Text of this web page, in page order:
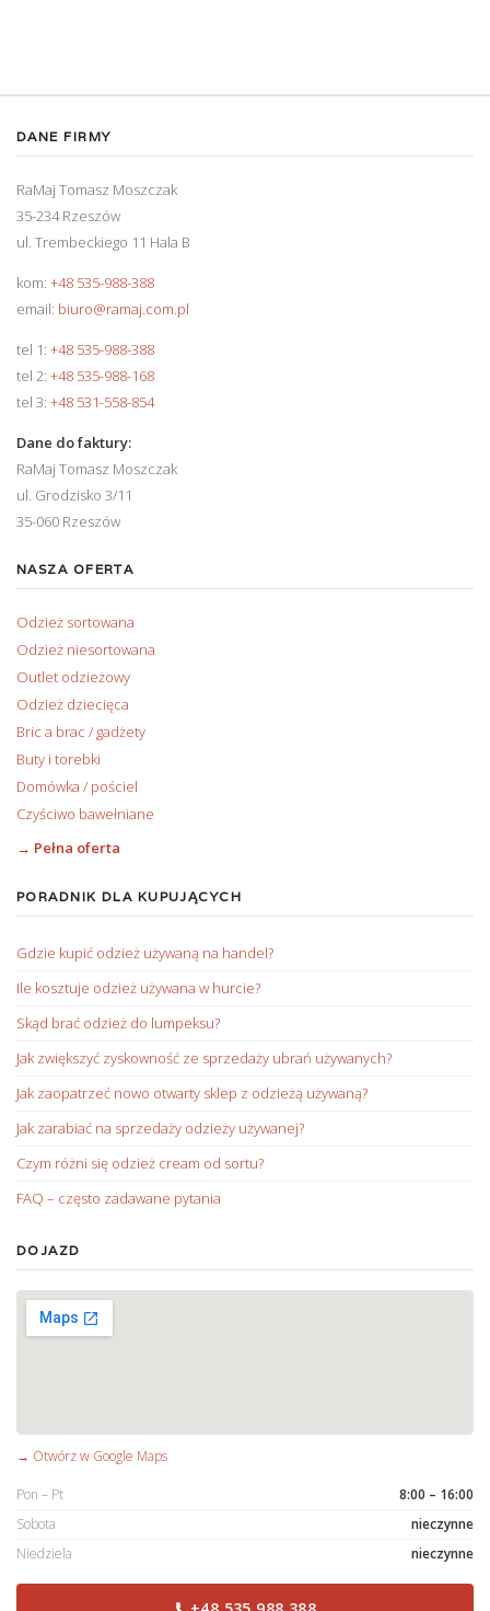
DANE FIRMY
RaMaj Tomasz Moszczak
35-234 Rzeszów
ul. Trembeckiego 11 Hala B
kom: +48 535-988-388
email: biuro@ramaj.com.pl
tel 1: +48 535-988-388
tel 2: +48 535-988-168
tel 3: +48 531-558-854
Dane do faktury:
RaMaj Tomasz Moszczak
ul. Grodzisko 3/11
35-060 Rzeszów
NASZA OFERTA
Odzież sortowana
Odzież niesortowana
Outlet odzieżowy
Odzież dziecięca
Bric a brac / gadżety
Buty i torebki
Domówka / pościel
Czyściwo bawełniane
→ Pełna oferta
PORADNIK DLA KUPUJĄCYCH
Gdzie kupić odzież używaną na handel?
Ile kosztuje odzież używana w hurcie?
Skąd brać odzież do lumpeksu?
Jak zwiększyć zyskowność ze sprzedaży ubrań używanych?
Jak zaopatrzeć nowo otwarty sklep z odzieżą używaną?
Jak zarabiać na sprzedaży odzieży używanej?
Czym różni się odzież cream od sortu?
FAQ – często zadawane pytania
DOJAZD
→ Otwórz w Google Maps
Pon – Pt
8:00 – 16:00
Sobota
nieczynne
Niedziela
nieczynne